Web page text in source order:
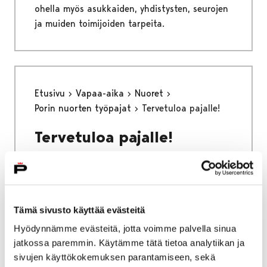
Tämä sivusto käyttää evästeitä
Hyödynnämme evästeitä, jotta voimme palvella sinua
jatkossa paremmin. Käytämme tätä tietoa analytiikan ja
sivujen käyttökokemuksen parantamiseen, sekä
ohella myös asukkaiden, yhdistysten, seurojen
ja muiden toimijoiden tarpeita.
Etusivu Vapaa-aika
Nuoret
Porin nuorten työpajat
Tervetuloa pajalle!
Tervetuloa pajalle!
Liikenne ja veneily
Liikenneväylien kunnossapito